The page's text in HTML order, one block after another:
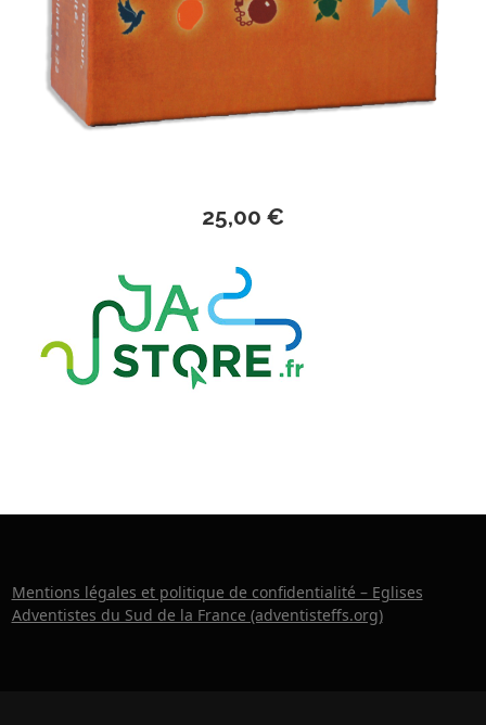
25,00 €
Mentions légales et politique de confidentialité – Eglises
Adventistes du Sud de la France (adventisteffs.org)